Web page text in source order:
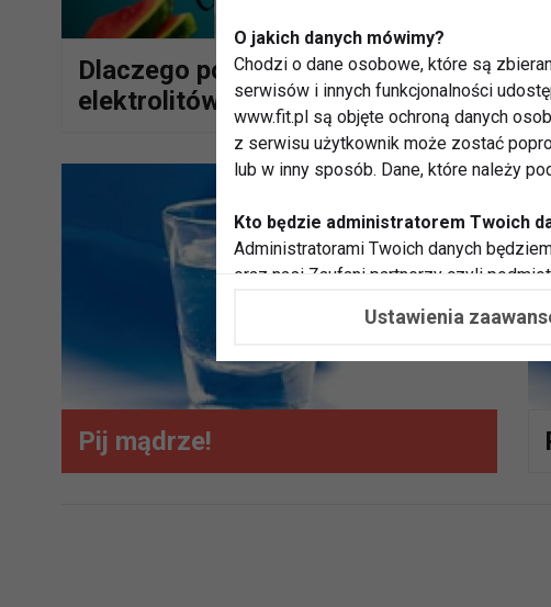
Dlaczego potrzebujemy
elektrolitów?
Pij mądrze!
O jakich danych mówimy?
Chodzi o dane osobowe, które są
serwisów i innych funkcjonalności
www.fit.pl są objęte ochroną danych
z serwisu użytkownik może zostać
lub w inny sposób. Dane, które należy
Kto będzie administratorem Twoich
Administratorami Twoich danych
oraz nasi Zaufani partnerzy czyli
potrzeb i zainteresowań.
Dlaczego chcemy przetwarzać Twoje
Przetwarzamy te dane w celach, aby:
dopasować treści stron i ich tematykę,
Ustawienia